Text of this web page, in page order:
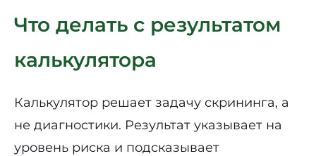
Что делать с результатом
калькулятора
Калькулятор решает задачу скрининга, а
не диагностики. Результат указывает на
уровень риска и подсказывает